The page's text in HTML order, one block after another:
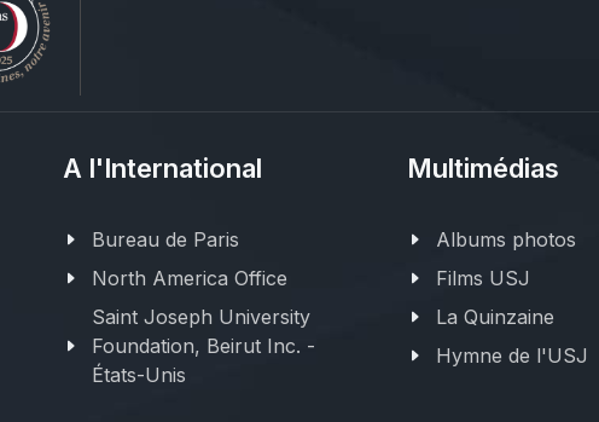
A l'International
Bureau de Paris
North America Office
Saint Joseph University
Foundation, Beirut Inc. -
États-Unis
Multimédias
Albums photos
Films USJ
La Quinzaine
Hymne de l'USJ